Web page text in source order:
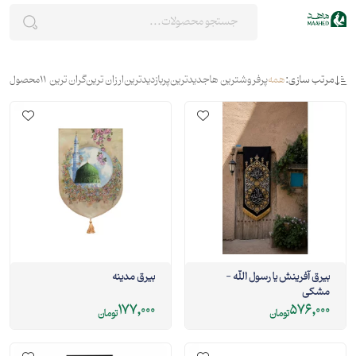
مرتب سازی:همهپرفروشترین هاجدیدترینپربازدیدترینارزان ترینگران ترین 11محصول
بیرق آفرینش یا رسول الله -
مشکی
576,000تومان
بيرق مدینه
177,000تومان